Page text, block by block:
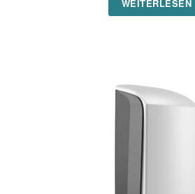
WEITERLESEN